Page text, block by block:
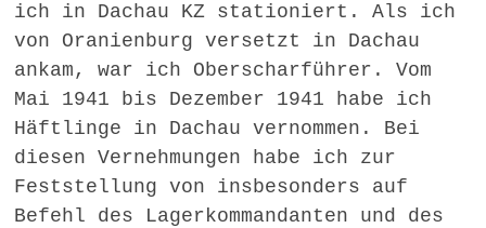
ich in Dachau KZ stationiert. Als ich
von Oranienburg versetzt in Dachau
ankam, war ich Oberscharführer. Vom
Mai 1941 bis Dezember 1941 habe ich
Häftlinge in Dachau vernommen. Bei
diesen Vernehmungen habe ich zur
Feststellung von insbesonders auf
Befehl des Lagerkommandanten und des